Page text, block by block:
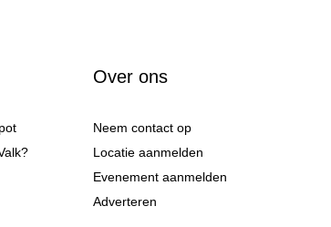
Over ons
Neem contact op
Locatie aanmelden
Evenement aanmelden
Adverteren